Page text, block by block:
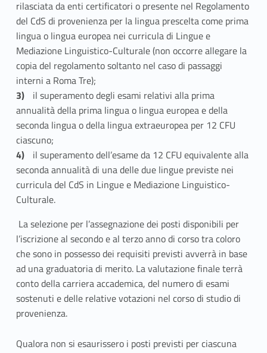
rilasciata da enti certificatori o presente nel Regolamento
del CdS di provenienza per la lingua prescelta come prima
lingua o lingua europea nei curricula di Lingue e
Mediazione Linguistico-Culturale (non occorre allegare la
copia del regolamento soltanto nel caso di passaggi
interni a Roma Tre);
il superamento degli esami relativi alla prima
annualità della prima lingua o lingua europea e della
seconda lingua o della lingua extraeuropea per 12 CFU
ciascuno;
il superamento dell’esame da 12 CFU equivalente alla
seconda annualità di una delle due lingue previste nei
curricula del CdS in Lingue e Mediazione Linguistico-
Culturale.
La selezione per l’assegnazione dei posti disponibili per
l’iscrizione al secondo e al terzo anno di corso tra coloro
che sono in possesso dei requisiti previsti avverrà in base
ad una graduatoria di merito. La valutazione finale terrà
conto della carriera accademica, del numero di esami
sostenuti e delle relative votazioni nel corso di studio di
provenienza.
Qualora non si esaurissero i posti previsti per ciascuna